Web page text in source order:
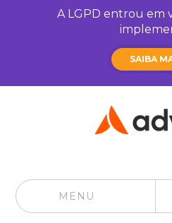
A LGPD entrou em
SAIBA
MENU